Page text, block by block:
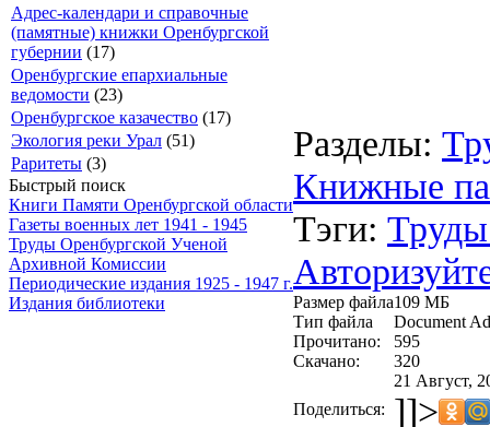
Адрес-календари и справочные
(памятные) книжки Оренбургской
губернии (17)
Оренбургские епархиальные
ведомости (23)
Оренбургское казачество (17)
Экология реки Урал (51)
Раритеты (3)
Быстрый поиск
Книги Памяти Оренбургской области
Газеты военных лет 1941 - 1945
Труды Оренбургской Ученой
Архивной Комиссии
Периодические издания 1925 - 1947 г.
Издания библиотеки
Разделы:
Книжные
Тэги:
Размер файла109 МБ
Тип файла
Document
Прочитано:
595
Скачано:
320
21 Август,
Поделиться: ]]>